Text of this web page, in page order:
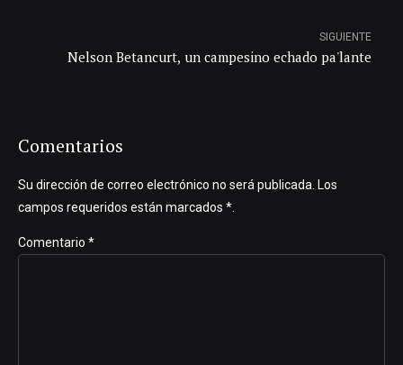
SIGUIENTE
Nelson Betancurt, un campesino echado pa'lante
Comentarios
Su dirección de correo electrónico no será publicada. Los
campos requeridos están marcados *.
Comentario *